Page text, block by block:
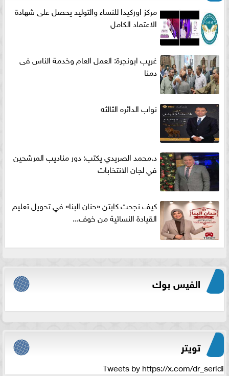
مركز اوركيدا للنساء والتوليد يحصل على شهادة
الاعتماد الكامل
غريب ابونجرة: العمل العام وخدمة الناس فى
دمنا
نواب الدائره الثالثه
د.محمد الصريدي يكتب: دور مناديب المرشحين
في لجان الانتخابات
كيف نجحت كابتن «حنان البنا» في تحويل تعليم
القيادة النسائية من خوف...
الفيس بوك
تويتر
Tweets by https://x.com/dr_seridi